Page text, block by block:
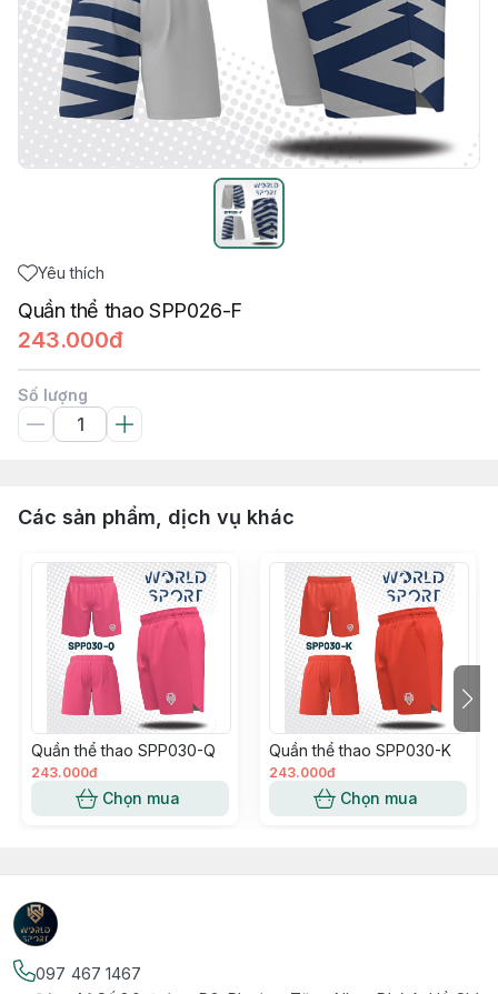
Yêu thích
Quần thể thao SPP026-F
243.000đ
Số lượng
Các sản phẩm, dịch vụ khác
Quần thể thao SPP030-Q
243.000đ
Chọn mua
Quần thể thao SPP030-K
243.000đ
Chọn mua
097 467 1467